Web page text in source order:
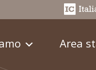
Area